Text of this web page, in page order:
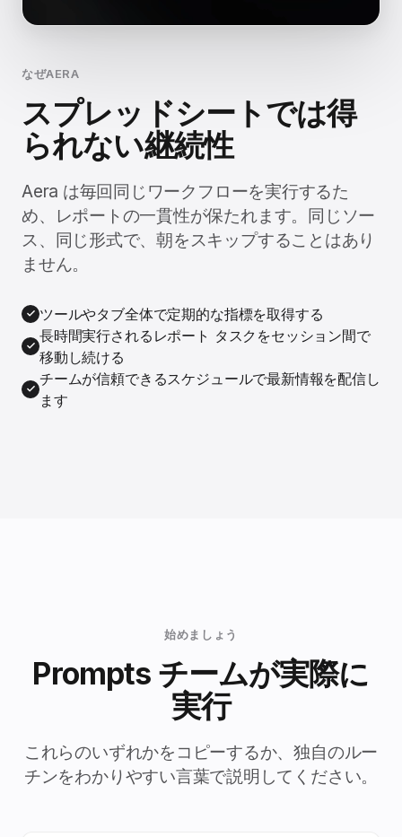
なぜAERA
スプレッドシートでは得
られない継続性
Aera は毎回同じワークフローを実行するた
め、レポートの一貫性が保たれます。同じソー
ス、同じ形式で、朝をスキップすることはあり
ません。
ツールやタブ全体で定期的な指標を取得する
長時間実行されるレポート タスクをセッション間で
移動し続ける
チームが信頼できるスケジュールで最新情報を配信し
ます
始めましょう
Prompts チームが実際に
実行
これらのいずれかをコピーするか、独自のルー
チンをわかりやすい言葉で説明してください。